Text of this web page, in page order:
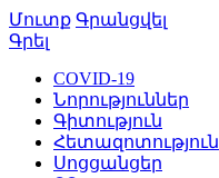
Մուտք Գրանցվել
Գրել
COVID-19
Նորություններ
Գիտություն
Հետազոտություն
Սոցցանցեր